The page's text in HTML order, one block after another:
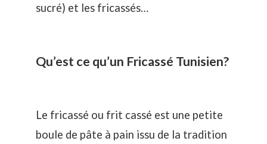
sucré) et les fricassés…
Qu’est ce qu’un Fricassé Tunisien?
Le fricassé ou frit cassé est une petite
boule de pâte à pain issu de la tradition